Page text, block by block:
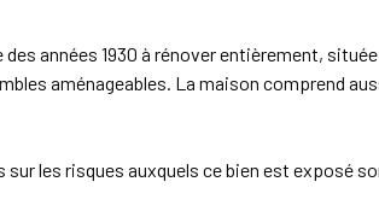
des années 1930 à rénover entièrement,
aménageables. La maison comprend
les risques auxquels ce bien est exposé